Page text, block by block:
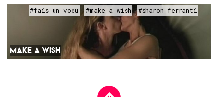
#fais un voeu #make a wish #sharon ferranti
MAKE A WISH